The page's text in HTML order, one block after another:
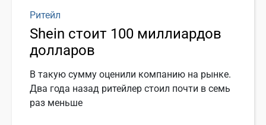
Ритейл
Shein стоит 100 миллиардов
долларов
В такую сумму оценили компанию на рынке.
Два года назад ритейлер стоил почти в семь
раз меньше